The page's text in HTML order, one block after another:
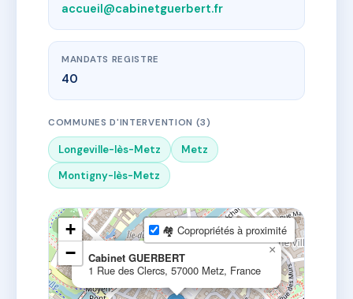
accueil@cabinetguerbert.fr
MANDATS REGISTRE
40
COMMUNES D'INTERVENTION (3)
Longeville-lès-Metz
Metz
Montigny-lès-Metz
Cabinet GUERBERT
1 Rue des Clercs, 57000 Metz, France
×
+
−
🏘 Copropriétés à proximité